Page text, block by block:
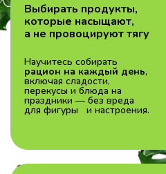
Выбирать продукты,
которые насыщают,
а не провоцируют тягу
Научитесь собирать
рацион на каждый день,
включая сладости,
перекусы и блюда на
праздники — без вреда
для фигуры и настроения.